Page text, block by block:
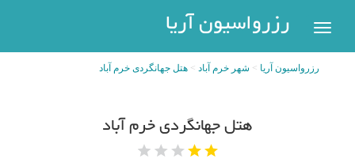
رزرواسیون آریارزرواسیون
اریا
رزرواسیون آریا شهر خرم آباد هتل جهانگردی خرم آباد
هتل جهانگردی خرم آباد